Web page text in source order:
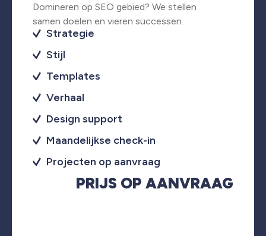
Domineren op SEO gebied? We stellen
samen doelen en vieren successen.
Strategie
Stijl
Templates
Verhaal
Design support
Maandelijkse check-in
Projecten op aanvraag
PRIJS OP AANVRAAG